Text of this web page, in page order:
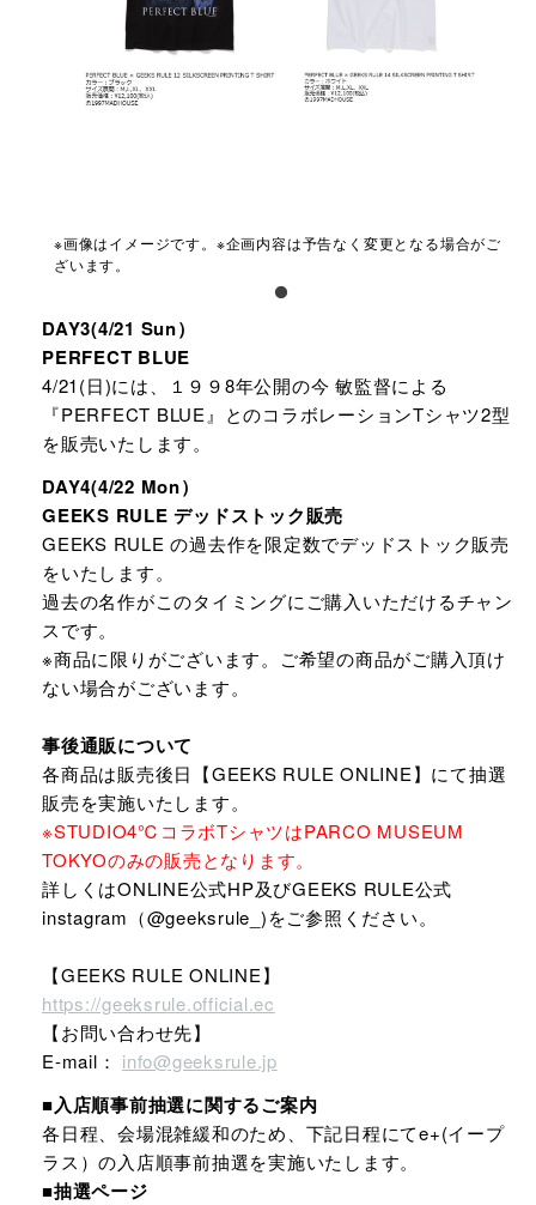
※画像はイメージです。※企画内容は予告なく変更となる場合がご
ざいます。
DAY3(4/21 Sun）
PERFECT BLUE
4/21(日)には、１９９8年公開の今 敏監督による
『PERFECT BLUE』とのコラボレーションTシャツ2型
を販売いたします。
DAY4(4/22 Mon）
GEEKS RULE デッドストック販売
GEEKS RULE の過去作を限定数でデッドストック販売
をいたします。
過去の名作がこのタイミングにご購入いただけるチャン
スです。
※商品に限りがございます。ご希望の商品がご購入頂け
ない場合がございます。
事後通販について
各商品は販売後日【GEEKS RULE ONLINE】にて抽選
販売を実施いたします。
※STUDIO4℃コラボTシャツはPARCO MUSEUM
TOKYOのみの販売となります。
詳しくはONLINE公式HP及びGEEKS RULE公式
instagram（@geeksrule_)をご参照ください。
【GEEKS RULE ONLINE】
https://geeksrule.official.ec
【お問い合わせ先】
E-mail： info@geeksrule.jp
■入店順事前抽選に関するご案内
各日程、会場混雑緩和のため、下記日程にてe+(イープ
ラス）の入店順事前抽選を実施いたします。
■抽選ページ